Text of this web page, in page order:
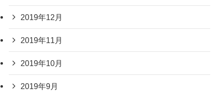
2019年12月
2019年11月
2019年10月
2019年9月